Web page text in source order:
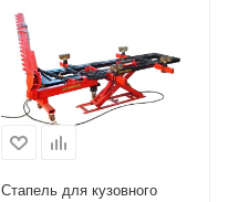
Стапель для кузовного